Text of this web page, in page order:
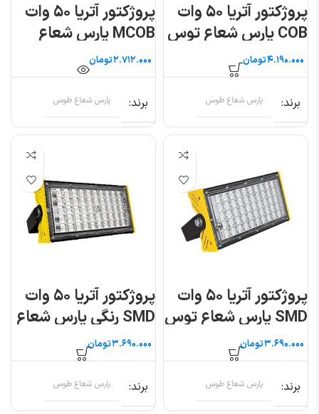
پروژکتور آتریا ۵۰ وات
COB پارس شعاع توس
تومان
برند پارس شعاع طوس
پروژکتور آتریا ۵۰ وات
MCOB پارس شعاع
توس
تومان
برند پارس شعاع طوس
پروژکتور آتریا ۵۰ وات
SMD پارس شعاع توس
تومان
برند پارس شعاع طوس
پروژکتور آتریا ۵۰ وات
SMD رنگی پارس شعاع
توس
تومان
برند پارس شعاع طوس